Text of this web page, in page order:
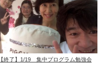
【終了】1/19 集中プログラム勉強会